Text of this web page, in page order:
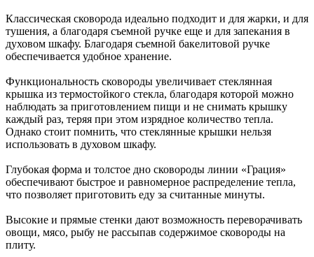
Классическая сковорода идеально подходит и для жарки, и для
тушения, а благодаря съемной ручке еще и для запекания в
духовом шкафу. Благодаря съемной бакелитовой ручке
обеспечивается удобное хранение.
Функциональность сковороды увеличивает стеклянная
крышка из термостойкого стекла, благодаря которой можно
наблюдать за приготовлением пищи и не снимать крышку
каждый раз, теряя при этом изрядное количество тепла.
Однако стоит помнить, что стеклянные крышки нельзя
использовать в духовом шкафу.
Глубокая форма и толстое дно сковороды линии «Грация»
обеспечивают быстрое и равномерное распределение тепла,
что позволяет приготовить еду за считанные минуты.
Высокие и прямые стенки дают возможность переворачивать
овощи, мясо, рыбу не рассыпав содержимое сковороды на
плиту.